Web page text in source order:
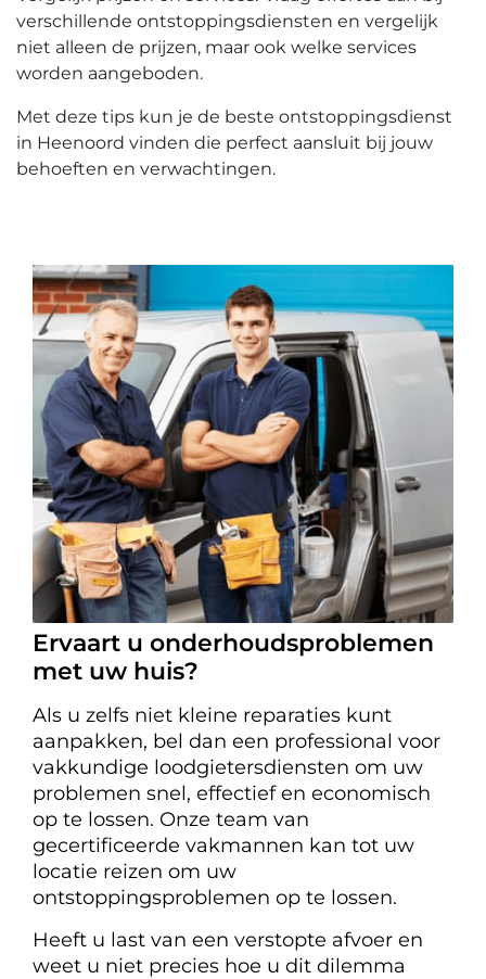
verschillende ontstoppingsdiensten en vergelijk
niet alleen de prijzen, maar ook welke services
worden aangeboden.
Met deze tips kun je de beste ontstoppingsdienst
in Heenoord vinden die perfect aansluit bij jouw
behoeften en verwachtingen.​
Ervaart u onderhoudsproblemen
met uw huis?
Als u zelfs niet kleine reparaties kunt
aanpakken, bel dan een professional voor
vakkundige loodgietersdiensten om uw
problemen snel, effectief en economisch
op te lossen. Onze team van
gecertificeerde vakmannen kan tot uw
locatie reizen om uw
ontstoppingsproblemen op te lossen.
Heeft u last van een verstopte afvoer en
weet u niet precies hoe u dit dilemma